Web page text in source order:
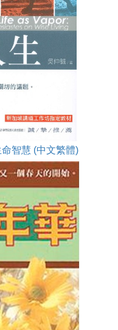
智慧 (中文繁體)